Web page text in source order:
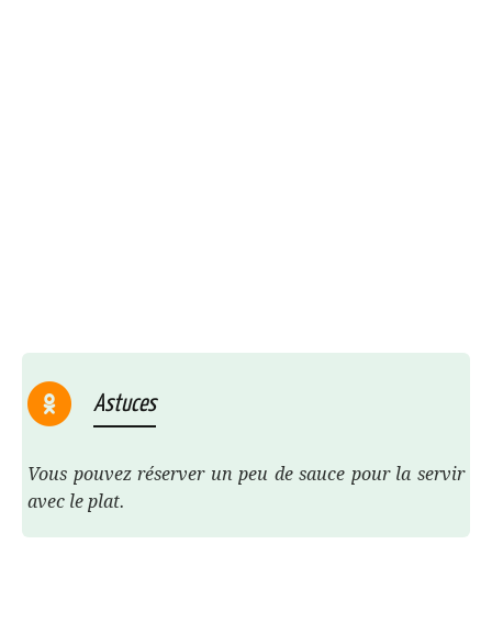
Astuces
Vous pouvez réserver un peu de sauce pour la servir
avec le plat.